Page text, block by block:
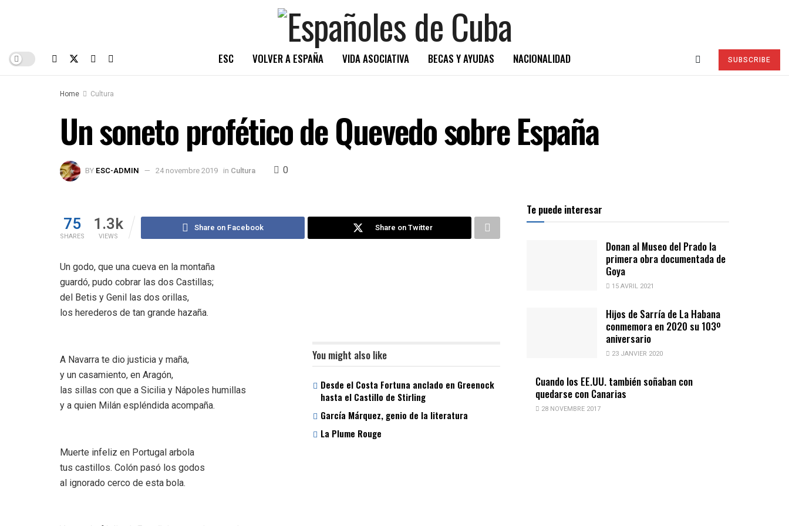
ESC VOLVER A ESPAÑA VIDA ASOCIATIVA BECAS Y AYUDAS NACIONALIDAD SUBSCRIBE
Home Cultura
Un soneto profético de Quevedo sobre España
BY ESC-ADMIN 24 novembre 2019 in Cultura 0
75
SHARES
1.3k
VIEWS
Share on Facebook Share on Twitter
Un godo, que una cueva en la montaña
guardó, pudo cobrar las dos Castillas;
del Betis y Genil las dos orillas,
los herederos de tan grande hazaña.
You might also like
Desde el Costa Fortuna anclado en Greenock
hasta el Castillo de Stirling
García Márquez, genio de la literatura
La Plume Rouge
A Navarra te dio justicia y maña,
y un casamiento, en Aragón,
las sillas con que a Sicilia y Nápoles humillas
y a quien Milán espléndida acompaña.
Muerte infeliz en Portugal arbola
tus castillos. Colón pasó los godos
al ignorado cerco de esta bola.
Te puede interesar
Donan al Museo del Prado la
primera obra documentada de
Goya
15 AVRIL 2021
Hijos de Sarría de La Habana
conmemora en 2020 su 103º
aniversario
23 JANVIER 2020
Cuando los EE.UU. también soñaban con
quedarse con Canarias
28 NOVEMBRE 2017